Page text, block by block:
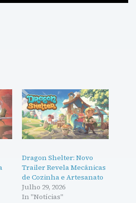
Dragon Shelter: Novo
Trailer Revela Mecânicas
de Cozinha e Artesanato
Julho 29, 2026
In "Notícias"